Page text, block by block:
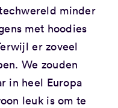
minder
met hoodies
er zoveel
We zouden
in heel Europa
leuk is om te